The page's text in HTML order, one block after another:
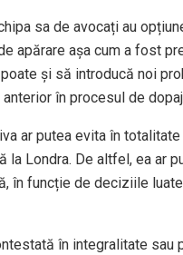
sa de avocați au
apărare așa cum a fost
și să introducă noi
în procesul de
ar putea evita în
la Londra. De altfel, ea ar
în funcție de deciziile
în integralitate sau